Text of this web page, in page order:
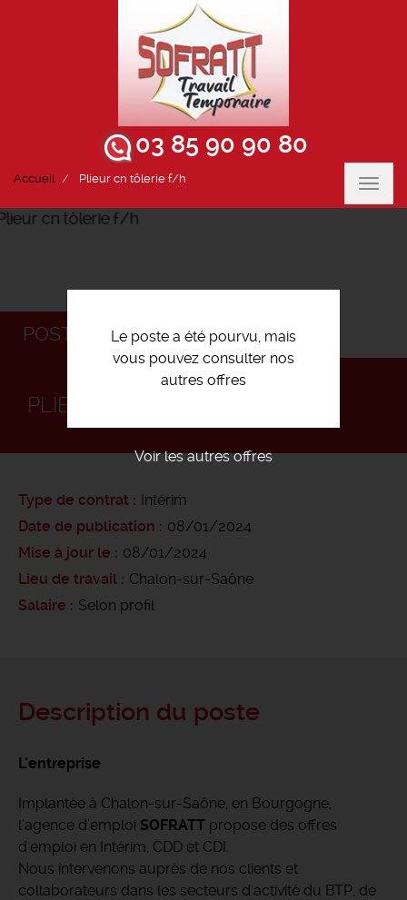
03 85 90 90 80
Accueil Plieur cn tôlerie f/h
Le poste a été pourvu, mais
vous pouvez consulter nos
autres offres
Voir les autres offres
POSTULEZ
PLIEUR CN TÔLERIE F/H
Type de contrat
Intérim
Date de publication
08/01/2024
Mise à jour le
08/01/2024
Lieu de travail
Chalon-sur-Saône
Salaire
Selon profil
Description du poste
L'entreprise
Implantée à Chalon-sur-Saône, en Bourgogne,
l’agence d’emploi SOFRATT propose des offres
d'emploi en Intérim, CDD et CDI.
Nous intervenons auprès de nos clients et
collaborateurs dans les secteurs d'activité du BTP, de